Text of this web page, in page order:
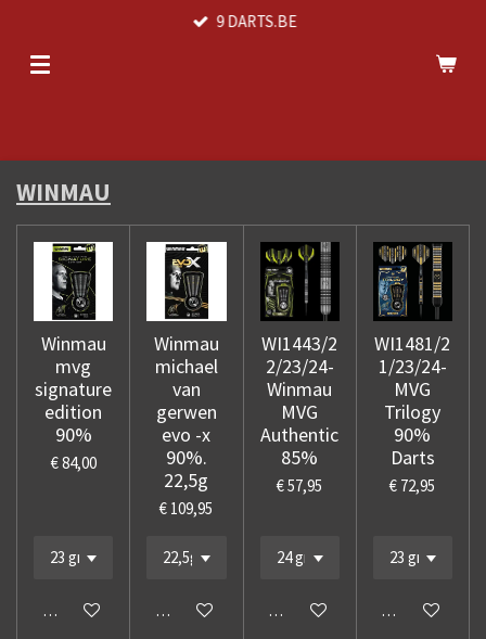
naar
9 DARTS.BE
WINMAU
Winmau
mvg
signature
edition
90%
€ 84,00
In winkelwagen
Winmau
michael
van
gerwen
evo -x
90%.
22,5g
€ 109,95
In winkelwagen
WI1443/2
2/23/24-
Winmau
MVG
Authentic
85%
€ 57,95
In winkelwagen
WI1481/2
1/23/24-
MVG
Trilogy
90%
Darts
€ 72,95
In winkelwagen